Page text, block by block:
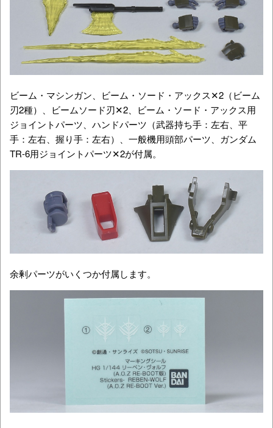
ビーム・マシンガン、ビーム・ソード・アックス✕2（ビーム
刃2種）、ビームソード刃✕2、ビーム・ソード・アックス用
ジョイントパーツ、ハンドパーツ（武器持ち手：左右、平
手：左右、握り手：左右）、一般機用頭部パーツ、ガンダム
TR-6用ジョイントパーツ✕2が付属。
余剰パーツがいくつか付属します。